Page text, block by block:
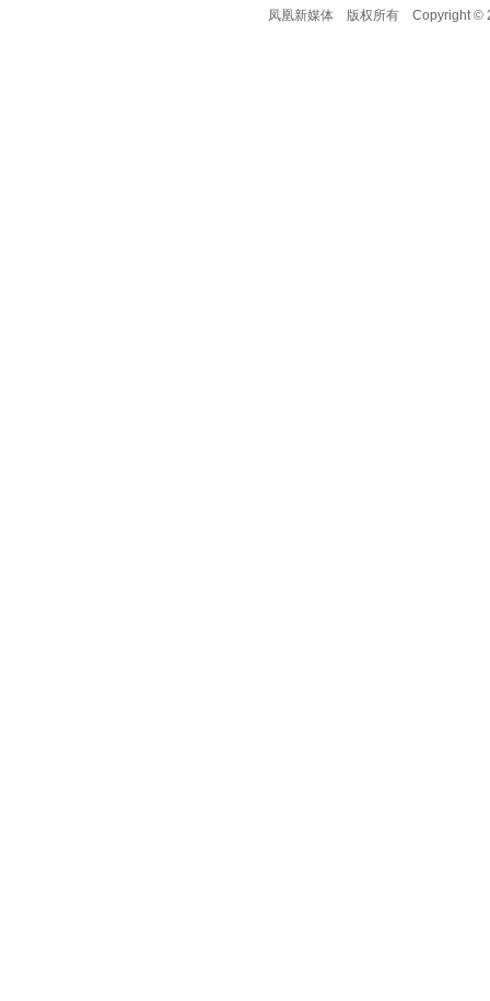
凤凰新媒体
版权所有 Copyright ©